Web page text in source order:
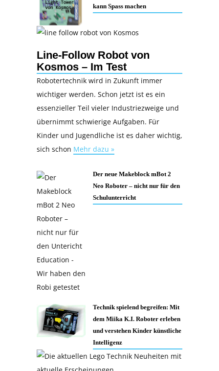
kann Spass machen
Line-Follow Robot von
Kosmos – Im Test
Robotertechnik wird in Zukunft immer
wichtiger werden. Schon jetzt ist es ein
essenzieller Teil vieler Industriezweige und
übernimmt schwierige Aufgaben. Für
Kinder und Jugendliche ist es daher wichtig,
sich schon Mehr dazu »
Der neue Makeblock mBot 2
Neo Roboter – nicht nur für den
Schulunterricht
Technik spielend begreifen: Mit
dem Miika K.I. Roboter erleben
und verstehen Kinder künstliche
Intelligenz